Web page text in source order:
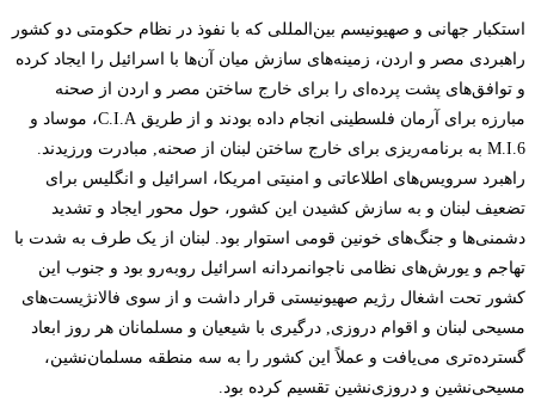
استکبار جهانی و صهیونیسم بین‌المللی که با نفوذ در نظام حکومتی دو کشور
راهبردی مصر و اردن، زمینه‌های سازش میان آن‌ها با اسرائیل را ایجاد کرده
و توافق‌های پشت پرده‌ای را برای خارج ساختن مصر و اردن از صحنه
مبارزه برای آرمان فلسطینی انجام داده بودند و از طریق C.I.A، موساد و
M.I.6 به برنامه‌ریزی برای خارج ساختن لبنان از صحنه, مبادرت ورزیدند.
راهبرد سرویس‌های اطلاعاتی و امنیتی امریکا، اسرائیل و انگلیس برای
تضعیف لبنان و به سازش کشیدن این کشور، حول محور ایجاد و تشدید
دشمنی‌ها و جنگ‌های خونین قومی استوار بود. لبنان از یک طرف به شدت با
تهاجم و یورش‌های نظامی ناجوانمردانه اسرائیل روبه‌رو بود و جنوب این
کشور تحت اشغال رژیم صهیونیستی قرار داشت و از سوی فالانژیست‌های
مسیحی لبنان و اقوام دروزی, درگیری با شیعیان و مسلمانان هر روز ابعاد
گسترده‌تری می‌یافت و عملاً این کشور را به سه منطقه مسلمان‌نشین،
مسیحی‌نشین و دروزی‌نشین تقسیم کرده بود.